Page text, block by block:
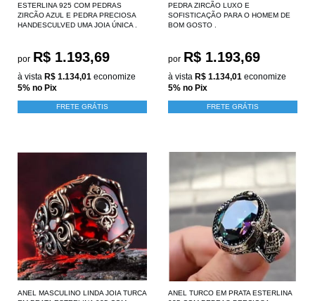
ESTERLINA 925 COM PEDRAS
ZIRCÃO AZUL E PEDRA PRECIOSA
HANDESCULVED UMA JOIA ÚNICA .
por R$ 1.193,69
à vista R$ 1.134,01 economize
5% no Pix
FRETE GRÁTIS
PEDRA ZIRCÃO LUXO E
SOFISTICAÇÃO PARA O HOMEM DE
BOM GOSTO .
por R$ 1.193,69
à vista R$ 1.134,01 economize
5% no Pix
FRETE GRÁTIS
ANEL MASCULINO LINDA JOIA TURCA
ANEL TURCO EM PRATA ESTERLINA